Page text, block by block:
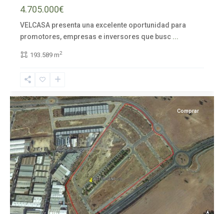
4.705.000€
VELCASA presenta una excelente oportunidad para
promotores, empresas e inversores que busc ...
193.589 m2
Alcalá
de
Sevilla
Comprar